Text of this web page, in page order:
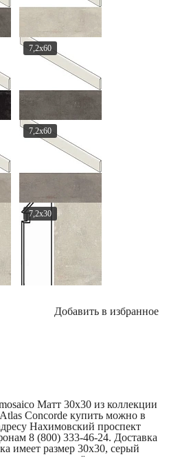
7,2x60
7,2x60
7,2x30
Добавить в избранное
Матт 30x30 из коллекции
Concorde купить можно в
Нахимовский проспект
8 (800) 333-46-24. Доставка
имеет размер 30x30, серый